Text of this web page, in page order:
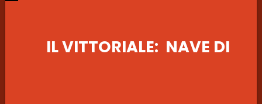
IL VITTORIALE: NAVE DI